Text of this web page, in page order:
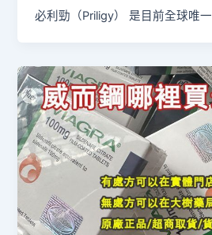
必利勁（Priligy） 是目前全球唯一